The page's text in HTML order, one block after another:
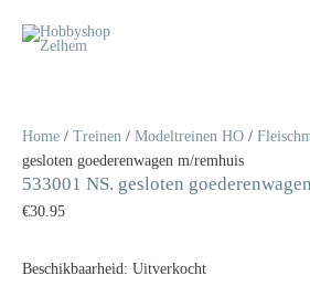
naar
Home / Treinen / Modeltreinen HO /
gesloten goederenwagen m/remhuis
533001 NS. gesloten
€30.95
Beschikbaarheid: Uitverkocht